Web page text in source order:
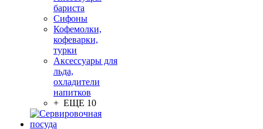
бариста
Сифоны
Кофемолки,
кофеварки,
турки
Аксессуары для
льда,
охладители
напитков
+ ЕЩЕ 10